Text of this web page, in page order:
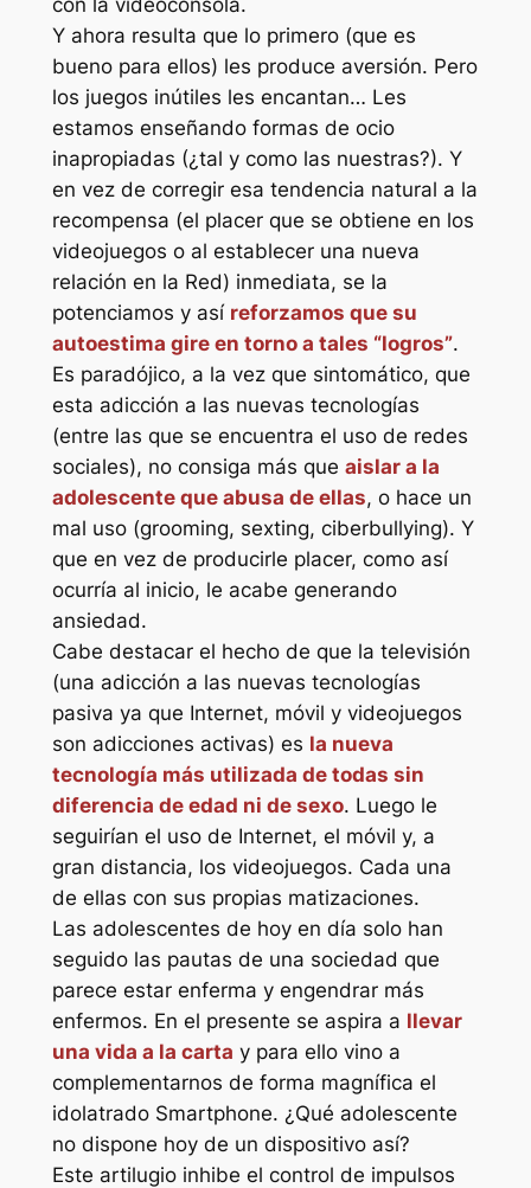
Y ahora resulta que lo primero (que es
bueno para ellos) les produce aversión. Pero
los juegos inútiles les encantan… Les
estamos enseñando formas de ocio
inapropiadas (¿tal y como las nuestras?). Y
en vez de corregir esa tendencia natural a la
recompensa (el placer que se obtiene en los
videojuegos o al establecer una nueva
relación en la Red) inmediata, se la
potenciamos y así reforzamos que su
autoestima gire en torno a tales “logros”.
Es paradójico, a la vez que sintomático, que
esta adicción a las nuevas tecnologías
(entre las que se encuentra el uso de redes
sociales), no consiga más que aislar a la
adolescente que abusa de ellas, o hace un
mal uso (grooming, sexting, ciberbullying). Y
que en vez de producirle placer, como así
ocurría al inicio, le acabe generando
ansiedad.
Cabe destacar el hecho de que la televisión
(una adicción a las nuevas tecnologías
pasiva ya que Internet, móvil y videojuegos
son adicciones activas) es la nueva
tecnología más utilizada de todas sin
diferencia de edad ni de sexo. Luego le
seguirían el uso de Internet, el móvil y, a
gran distancia, los videojuegos. Cada una
de ellas con sus propias matizaciones.
Las adolescentes de hoy en día solo han
seguido las pautas de una sociedad que
parece estar enferma y engendrar más
enfermos. En el presente se aspira a llevar
una vida a la carta y para ello vino a
complementarnos de forma magnífica el
idolatrado Smartphone. ¿Qué adolescente
no dispone hoy de un dispositivo así?
Este artilugio inhibe el control de impulsos